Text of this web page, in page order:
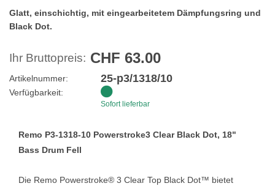
Glatt, einschichtig, mit eingearbeitetem Dämpfungsring und
Black Dot.
Ihr Bruttopreis: CHF 63.00
Artikelnummer: 25-p3/1318/10
Verfügbarkeit:
Sofort lieferbar
Remo P3-1318-10 Powerstroke3 Clear Black Dot, 18"
Bass Drum Fell
Die Remo Powerstroke® 3 Clear Top Black Dot™ bietet